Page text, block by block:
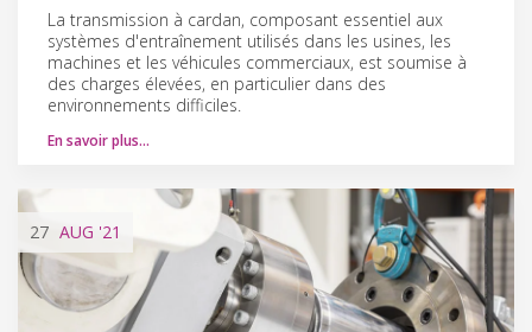
La transmission à cardan, composant essentiel aux
systèmes d'entraînement utilisés dans les usines, les
machines et les véhicules commerciaux, est soumise à
des charges élevées, en particulier dans des
environnements difficiles.
En savoir plus…
27 AUG '21